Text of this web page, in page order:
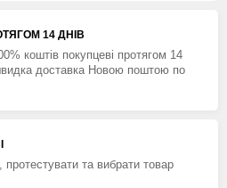
14 ДНIВ
коштів покупцеві протягом 14
доставка Новою поштою по
та вибрати товар